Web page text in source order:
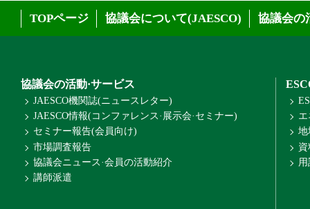
TOPページ 協議会について(JAESCO) 協議会の
協議会の活動·サービス
JAESCO機関誌(ニュースレター)
JAESCO情報(コンファレンス·展示会·セミナー)
セミナー報告(会員向け)
市場調査報告
協議会ニュース·会員の活動紹介
講師派遣
地